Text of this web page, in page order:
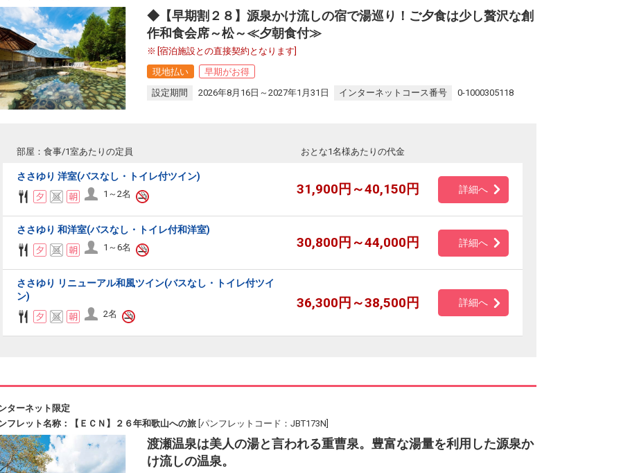
◆【早期割２８】源泉かけ流しの宿で湯巡り！ご夕食は少し贅沢な創
作和食会席～松～≪夕朝食付≫
[宿泊施設との直接契約となります]
現地払い
早期がお得
設定期間
2026年8月16日～2027年1月31日 インターネットコース番号 0-1000305118
部屋：食事/1室あたりの定員 おとな1名様あたりの代金
ささゆり 洋室(バスなし・トイレ付ツイン)
1～2名 31,900円～40,150円 詳細へ
ささゆり 和洋室(バスなし・トイレ付和洋室)
1～6名 30,800円～44,000円 詳細へ
ささゆり リニューアル和風ツイン(バスなし・トイレ付ツイ
ン)
2名
36,300円～38,500円 詳細へ
ターネット限定
フレット名称：【ＥＣＮ】２６年和歌山への旅 [パンフレットコード：JBT173N]
渡瀬温泉は美人の湯と言われる重曹泉。豊富な湯量を利用した源泉か
け流しの温泉。